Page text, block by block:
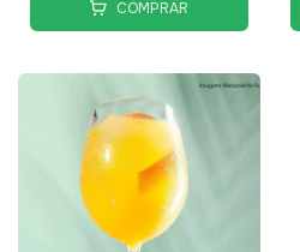
COMPRAR